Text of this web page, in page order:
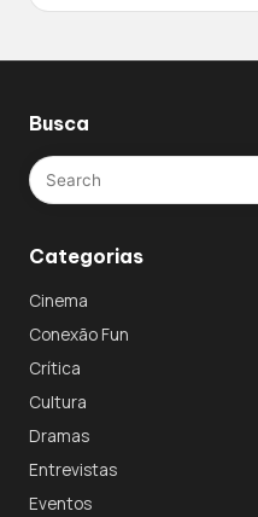
Busca
Categorias
Cinema
Conexão Fun
Crítica
Cultura
Dramas
Entrevistas
Eventos